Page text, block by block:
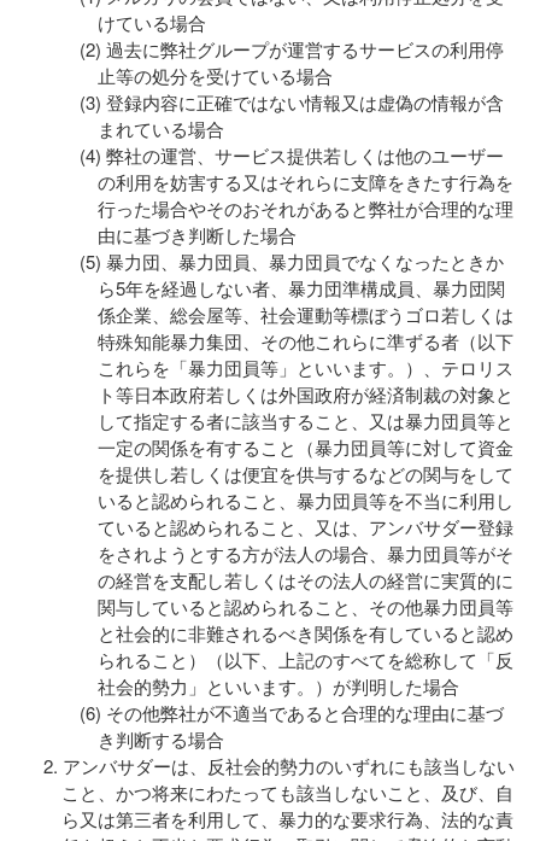
けている場合
過去に弊社グループが運営するサービスの利用停
止等の処分を受けている場合
登録内容に正確ではない情報又は虚偽の情報が含
まれている場合
弊社の運営、サービス提供若しくは他のユーザー
の利用を妨害する又はそれらに支障をきたす行為を
行った場合やそのおそれがあると弊社が合理的な理
由に基づき判断した場合
暴力団、暴力団員、暴力団員でなくなったときか
ら5年を経過しない者、暴力団準構成員、暴力団関
係企業、総会屋等、社会運動等標ぼうゴロ若しくは
特殊知能暴力集団、その他これらに準ずる者（以下
これらを「暴力団員等」といいます。）、テロリス
ト等日本政府若しくは外国政府が経済制裁の対象と
して指定する者に該当すること、又は暴力団員等と
一定の関係を有すること（暴力団員等に対して資金
を提供し若しくは便宜を供与するなどの関与をして
いると認められること、暴力団員等を不当に利用し
ていると認められること、又は、アンバサダー登録
をされようとする方が法人の場合、暴力団員等がそ
の経営を支配し若しくはその法人の経営に実質的に
関与していると認められること、その他暴力団員等
と社会的に非難されるべき関係を有していると認め
られること）（以下、上記のすべてを総称して「反
社会的勢力」といいます。）が判明した場合
その他弊社が不適当であると合理的な理由に基づ
き判断する場合
アンバサダーは、反社会的勢力のいずれにも該当しない
こと、かつ将来にわたっても該当しないこと、及び、自
ら又は第三者を利用して、暴力的な要求行為、法的な責